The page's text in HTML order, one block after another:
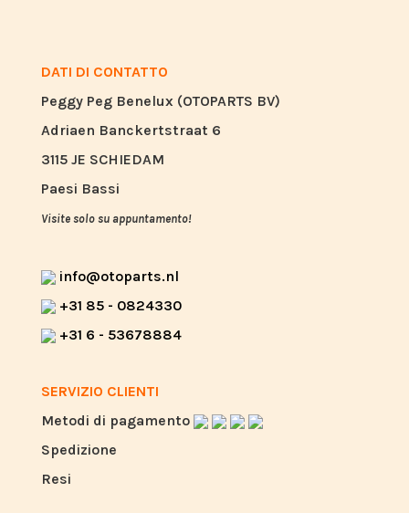
DATI DI CONTATTO
Peggy Peg Benelux (OTOPARTS BV)
Adriaen Banckertstraat 6
3115 JE SCHIEDAM
Paesi Bassi
Visite solo su appuntamento!
info@otoparts.nl
+31 85 - 0824330
+31 6 - 53678884
SERVIZIO CLIENTI
Metodi di pagamento
Spedizione
Resi